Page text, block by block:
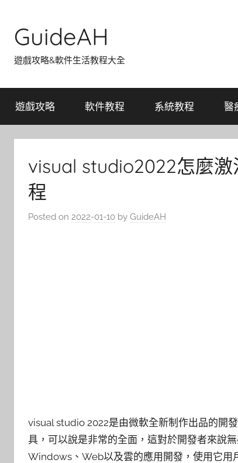
content
GuideAH
遊戲攻略&軟件生活教程大全
遊戲攻略 軟件教程 系統教程 醫
visual studio2022怎麼
程
Posted on 2022-01-10 by GuideAH
visual studio 2022是由微軟全新制作出品的開
具，可以說是非常的全面，這對於開發者來說
Windows、Web以及雲的應用開發，使用它用